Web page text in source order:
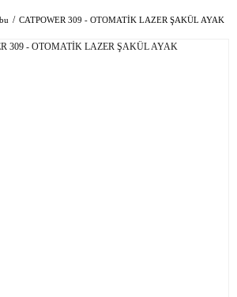
CATPOWER 309 - OTOMATİK LAZER ŞAKÜL AYAK